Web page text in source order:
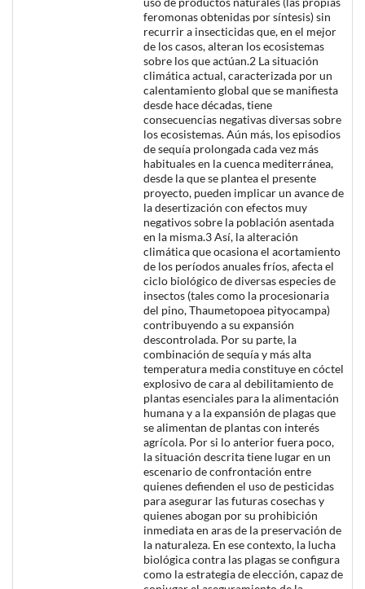
feromonas obtenidas por síntesis) sin
recurrir a insecticidas que, en el mejor
de los casos, alteran los ecosistemas
sobre los que actúan.2 La situación
climática actual, caracterizada por un
calentamiento global que se manifiesta
desde hace décadas, tiene
consecuencias negativas diversas sobre
los ecosistemas. Aún más, los episodios
de sequía prolongada cada vez más
habituales en la cuenca mediterránea,
desde la que se plantea el presente
proyecto, pueden implicar un avance de
la desertización con efectos muy
negativos sobre la población asentada
en la misma.3 Así, la alteración
climática que ocasiona el acortamiento
de los períodos anuales fríos, afecta el
ciclo biológico de diversas especies de
insectos (tales como la procesionaria
del pino, Thaumetopoea pityocampa)
contribuyendo a su expansión
descontrolada. Por su parte, la
combinación de sequía y más alta
temperatura media constituye en cóctel
explosivo de cara al debilitamiento de
plantas esenciales para la alimentación
humana y a la expansión de plagas que
se alimentan de plantas con interés
agrícola. Por si lo anterior fuera poco,
la situación descrita tiene lugar en un
escenario de confrontación entre
quienes defienden el uso de pesticidas
para asegurar las futuras cosechas y
quienes abogan por su prohibición
inmediata en aras de la preservación de
la naturaleza. En ese contexto, la lucha
biológica contra las plagas se configura
como la estrategia de elección, capaz de